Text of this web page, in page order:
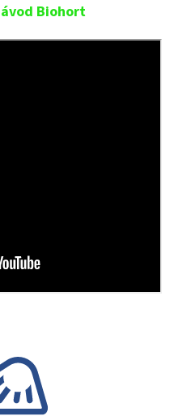
Biohort